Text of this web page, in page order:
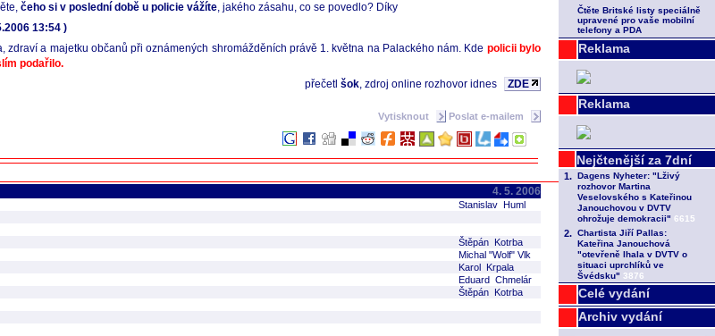
Čtěte Britské listy speciálně
upravené pro vaše mobilní
telefony a PDA
Reklama
Reklama
Celé vydání
Archiv vydání
čeho si v poslední době u policie vážíte, jakého zásahu, co se povedlo? Díky
13:54 )
a majetku občanů při oznámených shromážděních právě 1. května na Palackého nám. Kde policii bylo
podařilo.
přečetl šok, zdroj online rozhovor idnes ZDE
Vytisknout Poslat e-mailem
4. 5. 2006
Stanislav Huml
Štěpán Kotrba
Michal "Wolf" Vlk
Karol Krpala
Eduard Chmelár
Štěpán Kotrba